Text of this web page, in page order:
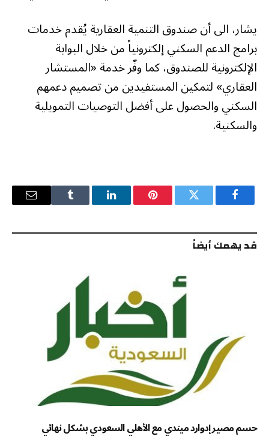
يشار، الى أن صندوق التنمية العقارية يُقدم خدمات
برامج الدعم السكني إلكترونياً من خلال البوابة
الإلكترونية للصندوق، كما وفّر خدمة «المستشار
العقاري» لتمكين المستفيدين من تصميم دعمهم
السكني والحصول على أفضل التوصيات التمويلية
والسكنية.
فيسبوك تويتر بينتيريستلينكدإن Tumblr
البريد
قد يهمك أيضاً
حسم مصير إدوارد ميندي مع الأهلي السعودي بشكل نهائي